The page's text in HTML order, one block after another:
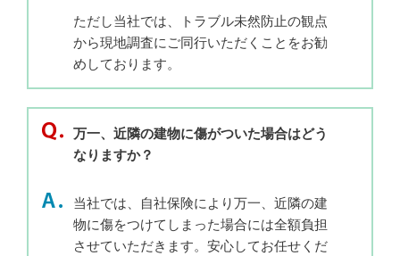
ただし当社では、トラブル未然防止の観点
から現地調査にご同行いただくことをお勧
めしております。
万一、近隣の建物に傷がついた場合はどう
なりますか？
当社では、自社保険により万一、近隣の建
物に傷をつけてしまった場合には全額負担
させていただきます。安心してお任せくだ